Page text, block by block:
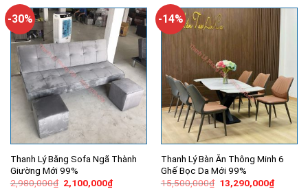
-30%
Thanh Lý Băng Sofa Ngã Thành
Giường Mới 99%
2,980,000₫ Giá
2,100,000₫Giá
-14%
Thanh Lý Bàn Ăn Thông Minh 6
Ghế Bọc Da Mới 99%
15,500,000₫ Giá
13,290,000₫Giá